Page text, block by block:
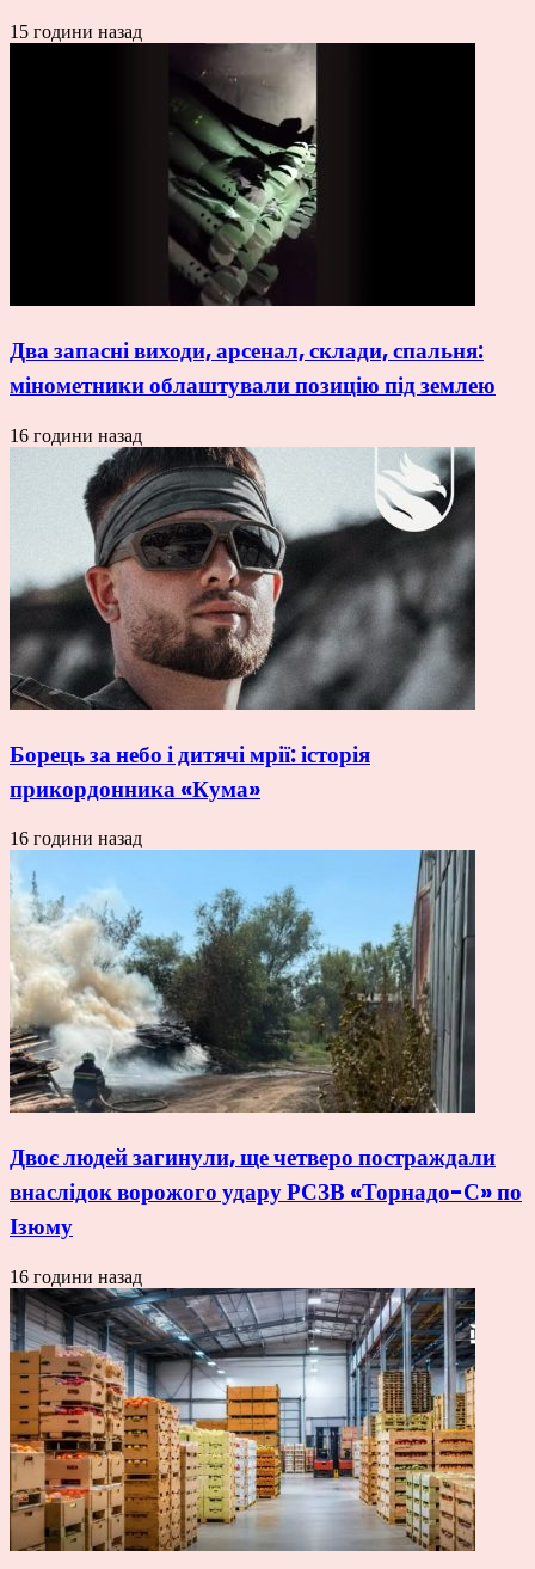
15 години назад
Два запасні виходи, арсенал, склади, спальня:
мінометники облаштували позицію під землею
16 години назад
Борець за небо і дитячі мрії: історія
прикордонника «Кума»
16 години назад
Двоє людей загинули, ще четверо постраждали
внаслідок ворожого удару РСЗВ «Торнадо-С» по
Ізюму
16 години назад